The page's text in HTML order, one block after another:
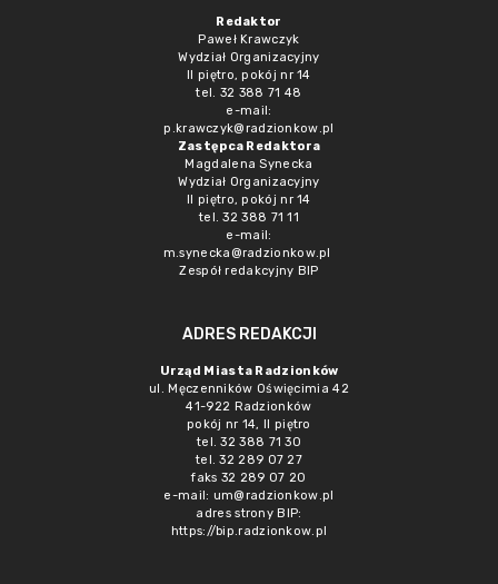
Redaktor
Paweł Krawczyk
Wydział Organizacyjny
II piętro, pokój nr 14
tel. 32 388 71 48
e-mail:
p.krawczyk@radzionkow.pl
Zastępca Redaktora
Magdalena Synecka
Wydział Organizacyjny
II piętro, pokój nr 14
tel. 32 388 71 11
e-mail:
m.synecka@radzionkow.pl
Zespół redakcyjny BIP
ADRES REDAKCJI
Urząd Miasta Radzionków
ul. Męczenników Oświęcimia 42
41-922 Radzionków
pokój nr 14, II piętro
tel. 32 388 71 30
tel. 32 289 07 27
faks 32 289 07 20
e-mail: um@radzionkow.pl
adres strony BIP:
https://bip.radzionkow.pl